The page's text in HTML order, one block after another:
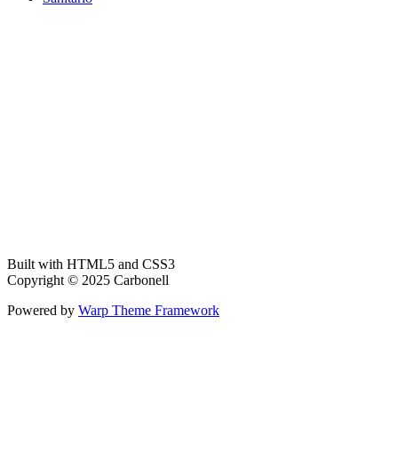
Built with HTML5 and CSS3
Copyright © 2025 Carbonell
Powered by Warp Theme Framework